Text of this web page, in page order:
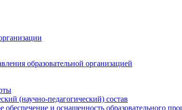
образовательной организацией
(научно-педагогический) состав
обеспечение и оснащенность образовательного